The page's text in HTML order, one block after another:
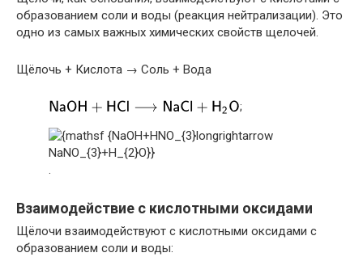
образованием соли и воды (реакция нейтрализации). Это
одно из самых важных химических свойств щелочей.
Щёлочь + Кислота → Соль + Вода
;
.
Взаимодействие с кислотными оксидами
Щёлочи взаимодействуют с кислотными оксидами с
образованием соли и воды: